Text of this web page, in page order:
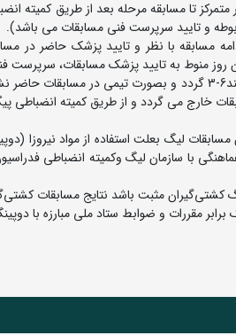
متمرکز تا مسابقه مرحله بعد از طریق
و تایید سرپرست فنی مسابقات می باشد).
مسابقه با نظر و تایید پزشک حاضر در
روز منوط به تایید پزشک مسابقات، سرپرست
خارج می گردد و از طریق کمیته انضباطی
لیگ بعلت استفاده از مواد نیروزا
با سازمان لیگ وکمیته انضباطی